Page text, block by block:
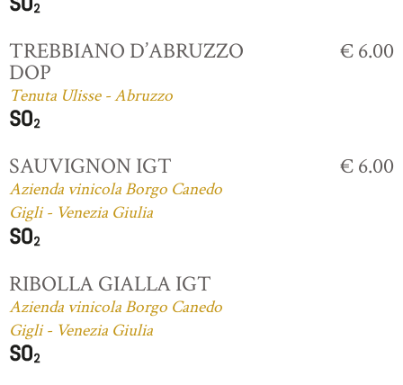
TREBBIANO D’ABRUZZO
DOP
Tenuta Ulisse - Abruzzo
€ 6.00
SAUVIGNON IGT
Azienda vinicola Borgo Canedo
Gigli - Venezia Giulia
€ 6.00
RIBOLLA GIALLA IGT
Azienda vinicola Borgo Canedo
Gigli - Venezia Giulia